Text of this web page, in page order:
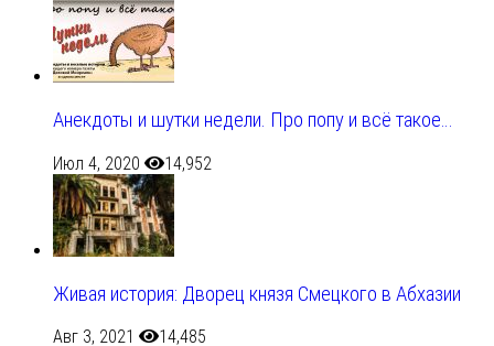
Анекдоты и шутки недели. Про попу и всё такое…
Июл 4, 2020 14,952
Живая история: Дворец князя Смецкого в Абхазии
Авг 3, 2021 14,485